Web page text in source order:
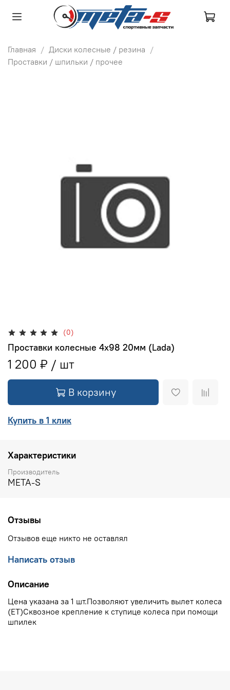
Главная
Диски колесные / резина
Проставки / шпильки / прочее
(0)
Проставки колесные 4x98 20мм (Lada)
1 200 ₽
В корзину
Купить в 1 клик
Характеристики
Производитель
META-S
Отзывы
Отзывов еще никто не оставлял
Написать отзыв
Описание
Цена указана за 1 шт.Позволяют увеличить вылет колеса
(ET)Сквозное крепление к ступице колеса при помощи
шпилек